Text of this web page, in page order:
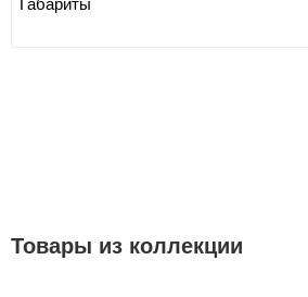
Габариты
Товары из коллекции